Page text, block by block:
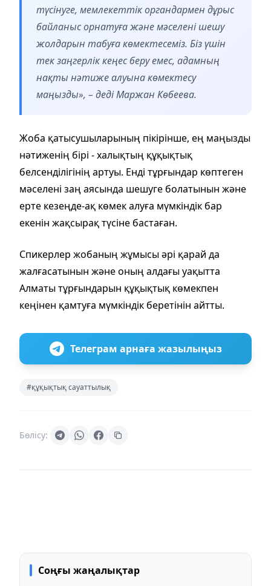
түсінуге, мемлекеттік органдармен дұрыс
байланыс орнатуға және мәселені шешу
жолдарын табуға көмектесеміз. Біз үшін
тек заңгерлік кеңес беру емес, адамның
нақты нәтиже алуына көмектесу
маңызды», – деді Маржан Көбеева.
Жоба қатысушыларының пікірінше, ең маңызды
нәтиженің бірі - халықтың құқықтық
белсенділігінің артуы. Енді тұрғындар көптеген
мәселені заң аясында шешуге болатынын және
ерте кезеңде-ақ көмек алуға мүмкіндік бар
екенін жақсырақ түсіне бастаған.
Спикерлер жобаның жұмысы әрі қарай да
жалғасатынын және оның алдағы уақытта
Алматы тұрғындарын құқықтық көмекпен
кеңінен қамтуға мүмкіндік беретінін айтты.
Телеграм арнаға жазылыңыз
#құқықтық сауаттылық
Бөлісу:
Соңғы жаңалықтар